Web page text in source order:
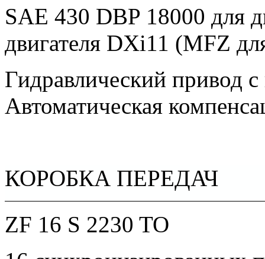
SAE 430 DBP 18000 для
двигателя DXi11 (MFZ
Гидравлический привод
Автоматическая
КОРОБКА ПЕРЕДАЧ
ZF 16 S 2230 TO